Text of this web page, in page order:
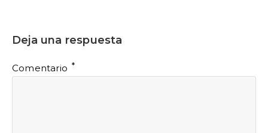
Deja una respuesta
Comentario *